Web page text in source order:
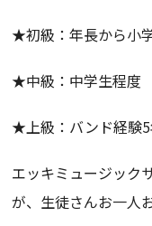
★初級：年長から小
★中級：中学生程度
★上級：バンド経験
エッキミュージック
が、生徒さんお一人